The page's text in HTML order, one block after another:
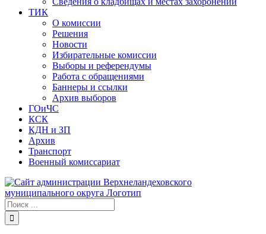
ТИК
О комиссии
Решения
Новости
Избирательные комиссии
Выборы и референдумы
Работа с обращениями
Баннеры и ссылки
Архив выборов
ГОиЧС
КСК
КДН и ЗП
Архив
Транспорт
Военный комиссариат
Результат
поиска: